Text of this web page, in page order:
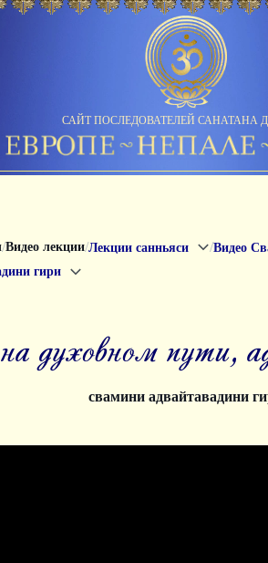
САЙТ ПОСЛЕДОВАТЕЛЕЙ САНАТАНА
/Видео лекции/Лекции санньяси /Видео
гири
духовном пути,
свамини адвайтавадини